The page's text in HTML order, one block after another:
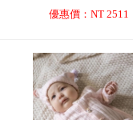
優惠價：NT 2511